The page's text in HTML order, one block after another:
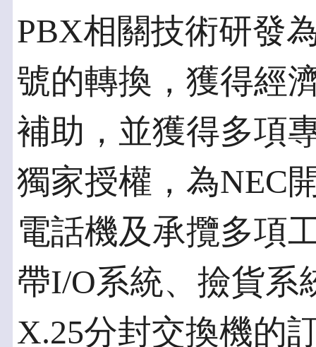
PBX相關技術研發
號的轉換，獲得經
補助，並獲得多項
獨家授權，為NEC
電話機及承攬多項
帶I/O系統、撿貨系
X.25分封交換機的